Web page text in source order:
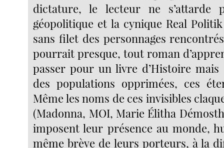
dictature, le lecteur ne
géopolitique et la cynique Real
sans filet des personnages
pourrait presque, tout roman
passer pour un livre d’Histoire
des populations opprimées, ces
Même les noms de ces invisibles
(Madonna, MOI, Marie Élitha
imposent leur présence au monde,
même brève de leurs porteurs, à la